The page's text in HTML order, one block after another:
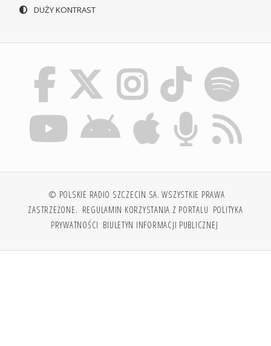
DUŻY KONTRAST
© POLSKIE RADIO SZCZECIN SA. WSZYSTKIE PRAWA
ZASTRZEŻONE. REGULAMIN KORZYSTANIA Z PORTALU POLITYKA
PRYWATNOŚCI BIULETYN INFORMACJI PUBLICZNEJ